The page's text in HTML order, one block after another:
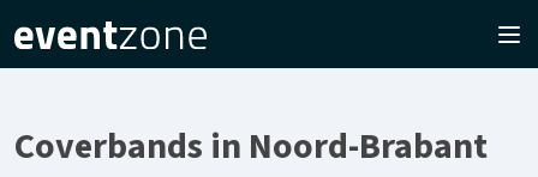
Coverbands in Noord-Brabant